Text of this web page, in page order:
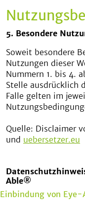
5. Besondere
Soweit besondere
Nutzungen dieser
Nummern 1. bis 4.
Stelle ausdrücklich
Falle gelten im
Quelle: Disclaimer
und uebersetzer.eu
Able®
Einbindung von